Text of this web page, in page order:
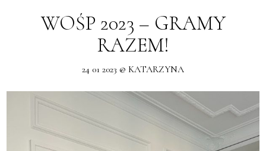
WOŚP 2023 – GRAMY
RAZEM!
24 01 2023 @ KATARZYNA